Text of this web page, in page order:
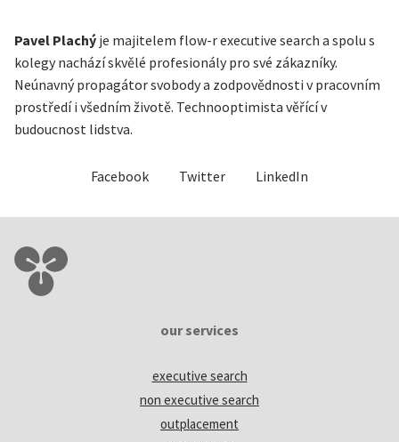
Pavel Plachý je majitelem flow-r executive search a spolu s
kolegy nachází skvělé profesionály pro své zákazníky.
Neúnavný propagátor svobody a zodpovědnosti v pracovním
prostředí i všedním životě. Technooptimista věřící v
budoucnost lidstva.
Facebook Twitter LinkedIn
our services
executive search
non executive search
outplacement